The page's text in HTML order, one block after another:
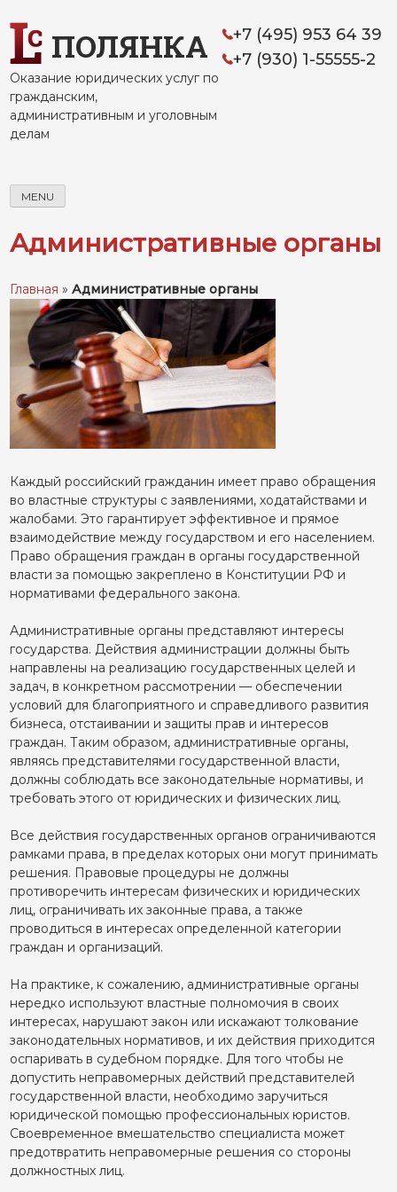
to
contentПОЛЯНКА
Оказание юридических услуг по
гражданским,
административным и уголовным
делам
+7 (495) 953 64 39
+7 (930) 1-55555-2
MENU
Административные органы
Главная »Административные органы
Каждый российский гражданин имеет право обращения
во властные структуры с заявлениями, ходатайствами и
жалобами. Это гарантирует эффективное и прямое
взаимодействие между государством и его населением.
Право обращения граждан в органы государственной
власти за помощью закреплено в Конституции РФ и
нормативами федерального закона.
Административные органы представляют интересы
государства. Действия администрации должны быть
направлены на реализацию государственных целей и
задач, в конкретном рассмотрении — обеспечении
условий для благоприятного и справедливого развития
бизнеса, отстаивании и защиты прав и интересов
граждан. Таким образом, административные органы,
являясь представителями государственной власти,
должны соблюдать все законодательные нормативы, и
требовать этого от юридических и физических лиц.
Все действия государственных органов ограничиваются
рамками права, в пределах которых они могут принимать
решения. Правовые процедуры не должны
противоречить интересам физических и юридических
лиц, ограничивать их законные права, а также
проводиться в интересах определенной категории
граждан и организаций.
На практике, к сожалению, административные органы
нередко используют властные полномочия в своих
интересах, нарушают закон или искажают толкование
законодательных нормативов, и их действия приходится
оспаривать в судебном порядке. Для того чтобы не
допустить неправомерных действий представителей
государственной власти, необходимо заручиться
юридической помощью профессиональных юристов.
Своевременное вмешательство специалиста может
предотвратить неправомерные решения со стороны
должностных лиц.